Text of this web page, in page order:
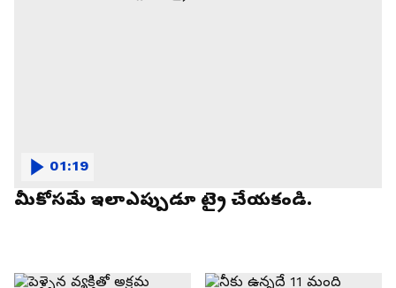
మీకోసమే ఇలాఎప్పుడూ ట్రై చేయకండి.
01:19